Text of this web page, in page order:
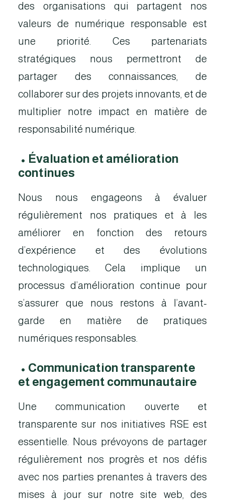
des organisations qui partagent nos
valeurs de numérique responsable est
une priorité. Ces partenariats
stratégiques nous permettront de
partager des connaissances, de
collaborer sur des projets innovants, et de
multiplier notre impact en matière de
responsabilité numérique.
• Évaluation et amélioration
continues
Nous nous engageons à évaluer
régulièrement nos pratiques et à les
améliorer en fonction des retours
d’expérience et des évolutions
technologiques. Cela implique un
processus d’amélioration continue pour
s’assurer que nous restons à l’avant-
garde en matière de pratiques
numériques responsables.
• Communication transparente
et engagement communautaire
Une communication ouverte et
transparente sur nos initiatives RSE est
essentielle. Nous prévoyons de partager
régulièrement nos progrès et nos défis
avec nos parties prenantes à travers des
mises à jour sur notre site web, des